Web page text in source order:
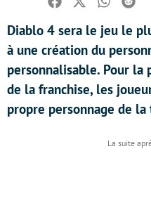
Facebook
TwitterWhatsapp
Reddit
Diablo 4 sera le jeu le
à une création du
personnalisable. Pour la
de la franchise, les
propre personnage de